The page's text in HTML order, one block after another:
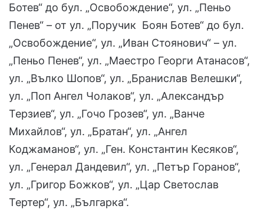
Ботев“ до бул. „Освобождение“, ул. „Пеньо
Пенев“ – от ул. „Поручик Боян Ботев“ до бул.
„Освобождение“, ул. „Иван Стоянович“ – ул.
„Пеньо Пенев“, ул. „Маестро Георги Атанасов“,
ул. „Вълко Шопов“, ул. „Бранислав Велешки“,
ул. „Поп Ангел Чолаков“, ул. „Александър
Терзиев“, ул. „Гочо Грозев“, ул. „Ванче
Михайлов“, ул. „Братан“, ул. „Ангел
Коджаманов“, ул. „Ген. Константин Кесяков“,
ул. „Генерал Дандевил“, ул. „Петър Горанов“,
ул. „Григор Божков“, ул. „Цар Светослав
Тертер“, ул. „Българка“.